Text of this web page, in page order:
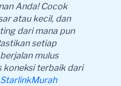
Anda! Cocok
atau kecil, dan
dari mana pun
setiap
mulus
koneksi terbaik dari